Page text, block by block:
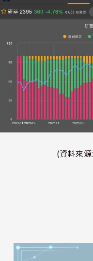
(資料來源: